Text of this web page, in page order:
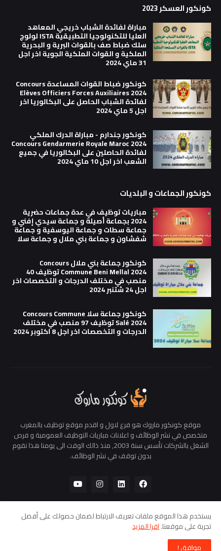
كونكور العسكر 2023
مباراة لفائدة الشباب خريجي المعاهد
العليا للتكنولوجيا التطبيقية ISTA لولوج
سلك ضباط صف بالقوات البرية و البحرية
الملكية و القوات الملكية الجوية اخر اجل
31 ماي 2024
كونكور ضباط القوات المساعدة Concours
Elèves Officiers Forces Auxiliaires 2024
لفائدة الشباب الحاصل على البكالوريا اخر
اجل 5 ماي 2024
كونكور جندارم - مباراة الدرك الملكي
Concours Gendarmerie Royale Maroc 2024
لفائدة الحاصلين على البكالوريا في جميع
الشعب اخر اجل 10 ماي 2024
كونكور الجماعات و البلديات
مباريات توظيف في عدة جماعات حضرية
2024 بجماعة أصيلة و جماعة سيدي إفني و
جماعة سطات و جماعة اليوسفية و جماعة
شفشاون و جماعة بني ملال و جماعة سلا
كونكور جماعة بني ملال Concours
Commune Beni Mellal 2024 توظيف 40
منصب في مختلف الدرجات و التخصصات اخر
اجل 24 شتنبر 2024
كونكور جماعة سلا Concours Commune
Salé 2024 توظيف 97 منصب في مختلف
الدرجات و التخصصات اخر اجل 8 اكتوبر 2024
موقع كونكور ماروك هو فرع لاول و اقدم موقع توظيف بالمغرب
متخصص في نشر الوظائف و اعلانات مباريات التوظيف العمومية و فرص
الشغل بالشركات تأسس سنة 2003, منذ ذالك الوقت الى يومنا هذا نقوم
بدون توقف في نشر الوظائف.
الرئيسية من نحن
يستخدم هذا الموقع ملفات تعريف الارتباط لضمان حصولك على أفضل
تجربة على موقعنا.اقرا المزيد
موافق !